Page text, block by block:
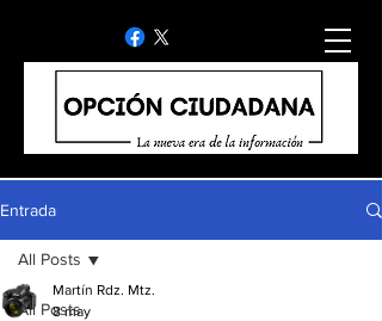
Entrada
All Posts
All Posts
Martín Rdz. Mtz.
8 may